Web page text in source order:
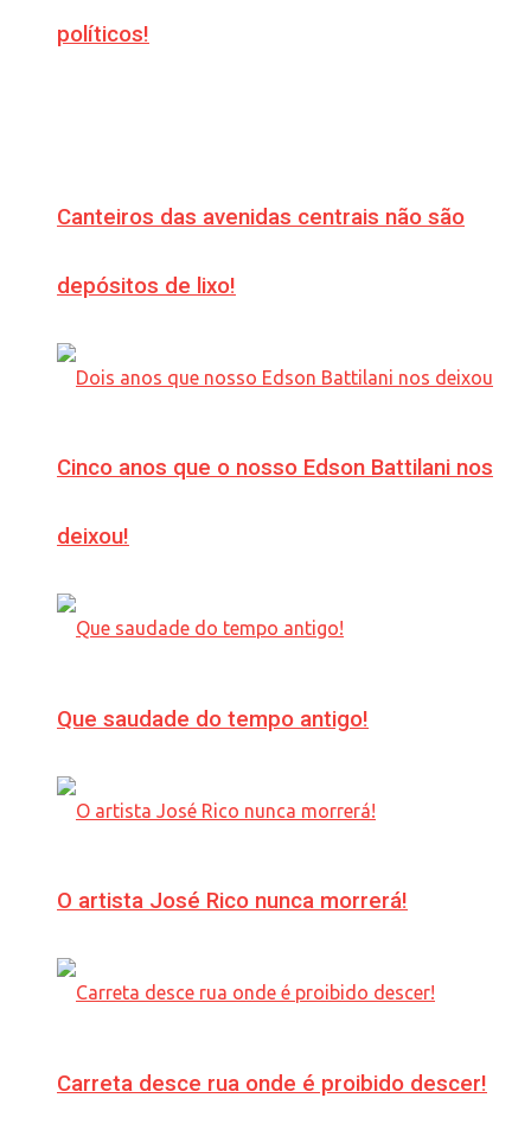
políticos!
Canteiros das avenidas centrais não são
depósitos de lixo!
Cinco anos que o nosso Edson Battilani nos
deixou!
Que saudade do tempo antigo!
O artista José Rico nunca morrerá!
Carreta desce rua onde é proibido descer!